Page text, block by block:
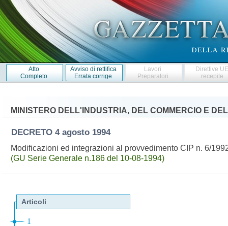
Atto
Completo
Avviso di rettifica
Errata corrige
Lavori
Preparatori
Direttive
recepite
MINISTERO DELL'INDUSTRIA, DEL COMMERCIO E
DECRETO 4 agosto 1994
Modificazioni ed integrazioni al provvedimento CIP n. 6/
(GU Serie Generale n.186 del 10-08-1994)